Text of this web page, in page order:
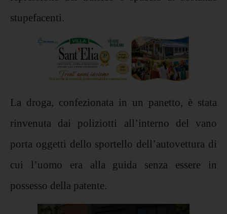
stupefacenti.
La droga, confezionata in un panetto, è stata
rinvenuta dai poliziotti all’interno del vano
porta oggetti dello sportello dell’autovettura di
cui l’uomo era alla guida senza essere in
possesso della patente.